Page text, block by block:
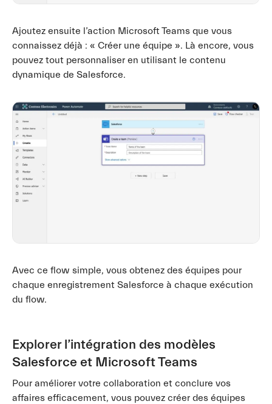
Ajoutez ensuite l’action Microsoft Teams que vous
connaissez déjà : « Créer une équipe ». Là encore, vous
pouvez tout personnaliser en utilisant le contenu
dynamique de Salesforce.
Avec ce flow simple, vous obtenez des équipes pour
chaque enregistrement Salesforce à chaque exécution
du flow.
Explorer l’intégration des modèles
Salesforce et Microsoft Teams
Pour améliorer votre collaboration et conclure vos
affaires efficacement, vous pouvez créer des équipes